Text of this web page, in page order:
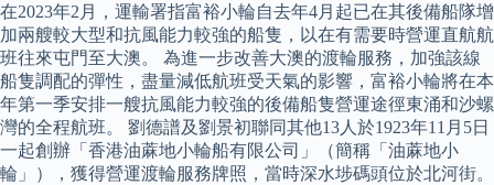
在2023年2月，運輸署指富裕小輪自去年4月起已在其後備船隊增
加兩艘較大型和抗風能力較強的船隻，以在有需要時營運直航航
班往來屯門至大澳。 為進一步改善大澳的渡輪服務，加強該線
船隻調配的彈性，盡量減低航班受天氣的影響，富裕小輪將在本
年第一季安排一艘抗風能力較強的後備船隻營運途徑東涌和沙螺
灣的全程航班。 劉德譜及劉景初聯同其他13人於1923年11月5日
一起創辦「香港油蔴地小輪船有限公司」（簡稱「油蔴地小
輪」），獲得營運渡輪服務牌照，當時深水埗碼頭位於北河街。